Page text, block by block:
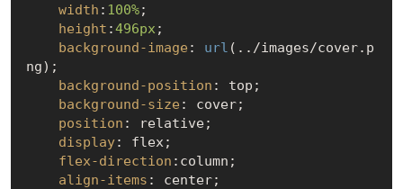
width : 100%;
height :496px ;
background-image : url (../images/cover.p
ng);
background-position : top;
background-size : cover;
position : relative;
display: flex;
flex-direction :column;
align-items : center;